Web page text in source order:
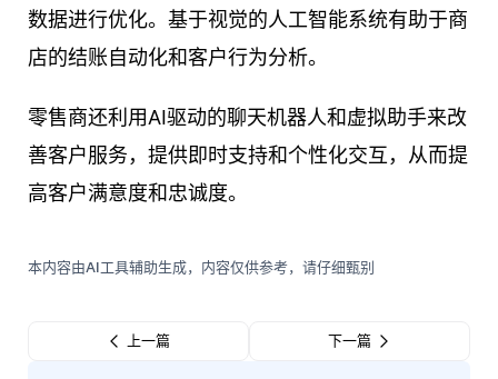
数据进行优化。基于视觉的人工智能系统有助于商
店的结账自动化和客户行为分析。
零售商还利用AI驱动的聊天机器人和虚拟助手来改
善客户服务，提供即时支持和个性化交互，从而提
高客户满意度和忠诚度。
本内容由AI工具辅助生成，内容仅供参考，请仔细甄别
上一篇 下一篇